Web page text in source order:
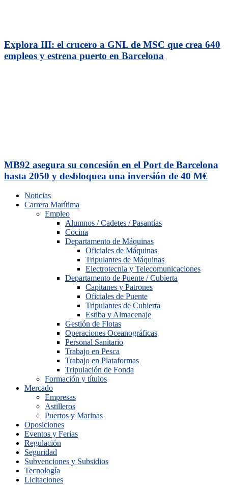
Explora III: el crucero a GNL de MSC que crea 640
empleos y estrena puerto en Barcelona
MB92 asegura su concesión en el Port de Barcelona
hasta 2050 y desbloquea una inversión de 40 M€
Noticias
Carrera Marítima
Empleo
Alumnos / Cadetes / Pasantías
Cocina
Departamento de Máquinas
Oficiales de Máquinas
Tripulantes de Máquinas
Electrotecnia y Telecomunicaciones
Departamento de Puente / Cubierta
Capitanes y Patrones
Oficiales de Puente
Tripulantes de Cubierta
Estiba y Almacenaje
Gestión de Flotas
Operaciones Oceanográficas
Personal Sanitario
Trabajo en Pesca
Trabajo en Plataformas
Tripulación de Fonda
Formación y títulos
Mercado
Empresas
Astilleros
Puertos y Marinas
Oposiciones
Eventos y Ferias
Regulación
Seguridad
Subvenciones y Subsidios
Tecnología
Licitaciones